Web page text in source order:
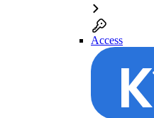
Access